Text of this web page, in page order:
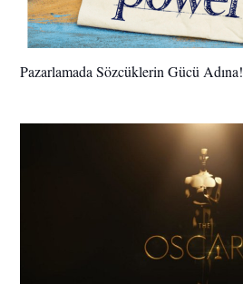
Pazarlamada Sözcüklerin Gücü Adına!